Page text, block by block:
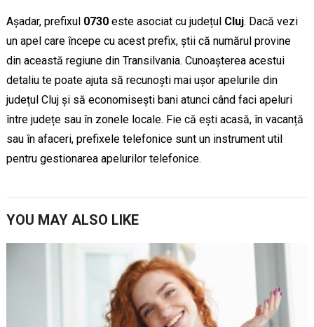
Așadar, prefixul 0730este asociat cu județul Cluj. Dacă vezi
un apel care începe cu acest prefix, știi că numărul provine
din această regiune din Transilvania. Cunoașterea acestui
detaliu te poate ajuta să recunoști mai ușor apelurile din
județul Cluj și să economisești bani atunci când faci apeluri
între județe sau în zonele locale. Fie că ești acasă, în vacanță
sau în afaceri, prefixele telefonice sunt un instrument util
pentru gestionarea apelurilor telefonice.
YOU MAY ALSO LIKE